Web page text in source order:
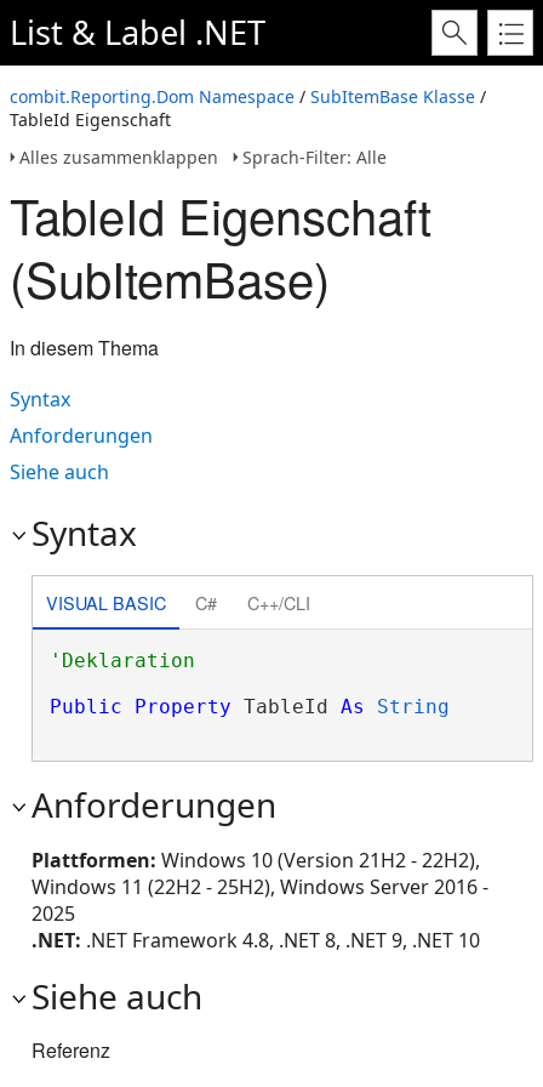
List & Label .NET
combit.Reporting.Dom Namespace / SubItemBase Klasse /
TableId Eigenschaft
Alles zusammenklappen
Sprach-Filter: Alle
TableId Eigenschaft
(SubItemBase)
In diesem Thema
Syntax
Anforderungen
Siehe auch
Syntax
VISUAL BASIC C# C++/CLI
Public
Property TableId As String
Anforderungen
Plattformen: Windows 10 (Version 21H2 - 22H2),
Windows 11 (22H2 - 25H2), Windows Server 2016 -
2025
.NET: .NET Framework 4.8, .NET 8, .NET 9, .NET 10
Siehe auch
Referenz